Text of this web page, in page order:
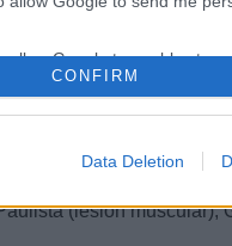
allow Google to enable
identifiers in apps.
allow Google to enable
CONFIRM
Data Deletion
Foulquier),
(lesión muscular),